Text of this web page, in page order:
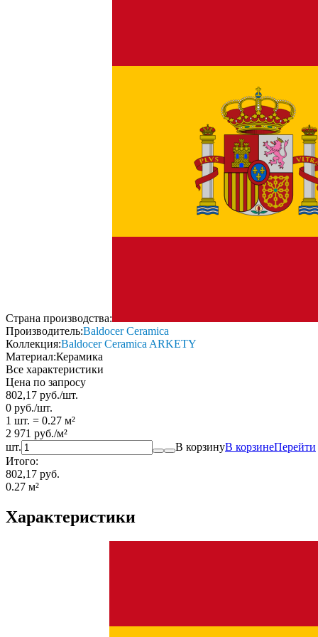
Страна производства:
Производитель:Baldocer Ceramica
Коллекция:Baldocer Ceramica ARKETY
Материал:Керамика
Все характеристики
Цена по запросу
802,17 руб./шт.
0 руб./шт.
1 шт. = 0.27 м²
2 971 руб./м²
шт.
В корзинуВ корзинеПерейти
Итого:
802,17 руб.
0.27 м²
Характеристики